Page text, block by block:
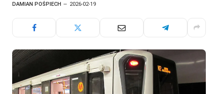
DAMIAN POŚPIECH 2026-02-19